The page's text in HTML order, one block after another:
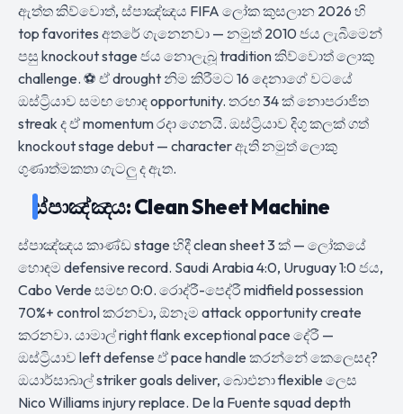
ඇත්ත කිව්වොත්, ස්පාඤ්ඤය FIFA ලෝක කුසලාන 2026 හි
top favorites අතරේ ගැනෙනවා — නමුත් 2010 ජය ලැබීමෙන්
පසු knockout stage ජය නොලැබූ tradition කිව්වොත් ලොකු
challenge. ⚽ ඒ drought නිම කිරීමට 16 දෙනාගේ වටයේ
ඔස්ට්‍රියාව සමඟ හොඳ opportunity. තරඟ 34 ක් නොපරාජිත
streak ද ඒ momentum රදා ගෙනයි. ඔස්ට්‍රියාව දිගු කලක් ගත්
knockout stage debut — character ඇති නමුත් ලොකු
ගුණාත්මකතා ගැටලු ද ඇත.
ස්පාඤ්ඤය: Clean Sheet Machine
ස්පාඤ්ඤය කාණ්ඩ stage හිදී clean sheet 3 ක් — ලෝකයේ
හොඳම defensive record. Saudi Arabia 4:0, Uruguay 1:0 ජය,
Cabo Verde සමඟ 0:0. රොද්රී-පෙද්රී midfield possession
70%+ control කරනවා, ඕනෑම attack opportunity create
කරනවා. යාමාල් right flank exceptional pace දේරී —
ඔස්ට්‍රියාව left defense ඒ pace handle කරන්නේ කෙලෙසද?
ඔයාර්සාබාල් striker goals deliver, බාෙඑනා flexible ලෙස
Nico Williams injury replace. De la Fuente squad depth